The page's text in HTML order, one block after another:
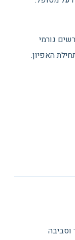
גורמי
האפיון.